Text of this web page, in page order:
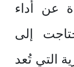
عن أداء
إلى
التي تُعد